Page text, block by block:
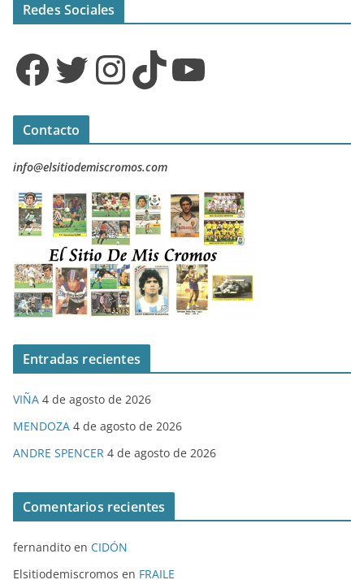
Redes Sociales
Facebook Twitter InstagramTikTok YouTube
Contacto
info@elsitiodemiscromos.com
Entradas recientes
VIÑA 4 de agosto de 2026
MENDOZA 4 de agosto de 2026
ANDRE SPENCER 4 de agosto de 2026
Comentarios recientes
fernandito en CIDÓN
Elsitiodemiscromos en FRAILE